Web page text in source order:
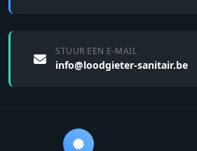
STUUR EEN E-MAIL
info@loodgieter-sanitair.be